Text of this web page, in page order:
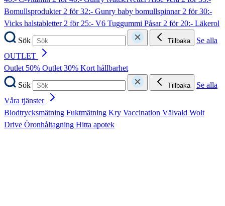
Bomullsprodukter2 för 32:- Gunry baby bomullspinnar2 för 30:-
Vicks halstabletter2 för 25:- V6 Tuggummi Påsar2 för 20:- Läkerol
Sök
Tillbaka
Se alla
OUTLET
Outlet 50% Outlet 30% Kort hållbarhet
Sök
Tillbaka
Se alla
Våra tjänster
Blodtrycksmätning Fuktmätning Kry Vaccination Välvald Wolt
Drive Öronhåltagning Hitta apotek